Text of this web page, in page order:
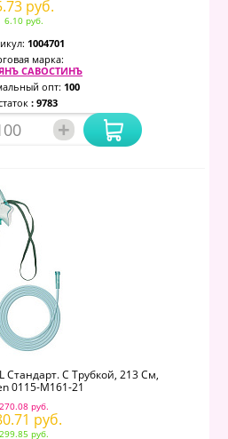
руб.
6.10 руб.
1004701
марка:
САВОСТИНЪ
опт: 100
: 9783
+
Стандарт. С Трубкой, 213 См,
0115-M161-21
270.08 руб.
руб.
299.85 руб.